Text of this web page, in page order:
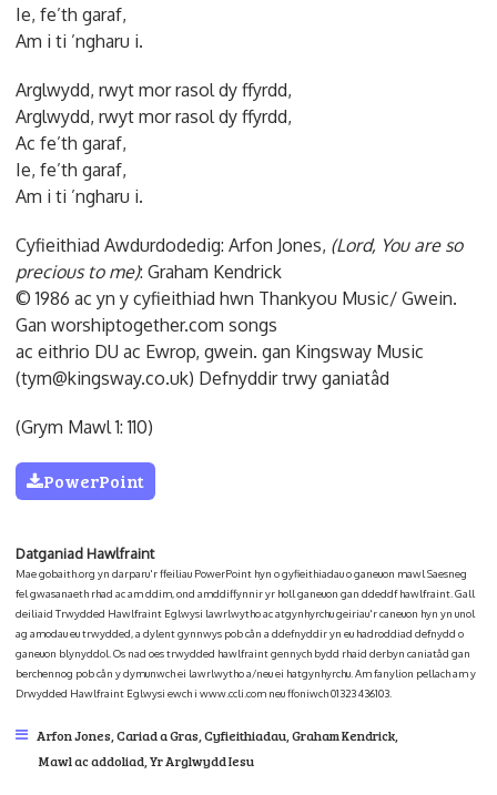
Ie, fe’th garaf,
Am i ti ’ngharu i.
Arglwydd, rwyt mor rasol dy ffyrdd,
Arglwydd, rwyt mor rasol dy ffyrdd,
Ac fe’th garaf,
Ie, fe’th garaf,
Am i ti ’ngharu i.
Cyfieithiad Awdurdodedig: Arfon Jones, (Lord, You are so
precious to me): Graham Kendrick
© 1986 ac yn y cyfieithiad hwn Thankyou Music/ Gwein.
Gan worshiptogether.com songs
ac eithrio DU ac Ewrop, gwein. gan Kingsway Music
(tym@kingsway.co.uk) Defnyddir trwy ganiatâd
(Grym Mawl 1: 110)
PowerPoint
Datganiad Hawlfraint
Mae gobaith.org yn darparu'r ffeiliau PowerPoint hyn o gyfieithiadau o ganeuon mawl Saesneg
fel gwasanaeth rhad ac am ddim, ond amddiffynnir yr holl ganeuon gan ddeddf hawlfraint. Gall
deiliaid Trwydded Hawlfraint Eglwysi lawrlwytho ac atgynhyrchu geiriau'r caneuon hyn yn unol
ag amodau eu trwydded, a dylent gynnwys pob cân a ddefnyddir yn eu hadroddiad defnydd o
ganeuon blynyddol. Os nad oes trwydded hawlfraint gennych bydd rhaid derbyn caniatâd gan
berchennog pob cân y dymunwch ei lawrlwytho a/neu ei hatgynhyrchu. Am fanylion pellach am y
Drwydded Hawlfraint Eglwysi ewch i www.ccli.com neu ffoniwch 01323 436103.
Arfon Jones Cariad a Gras Cyfieithiadau Graham Kendrick
Mawl ac addoliad Yr Arglwydd Iesu